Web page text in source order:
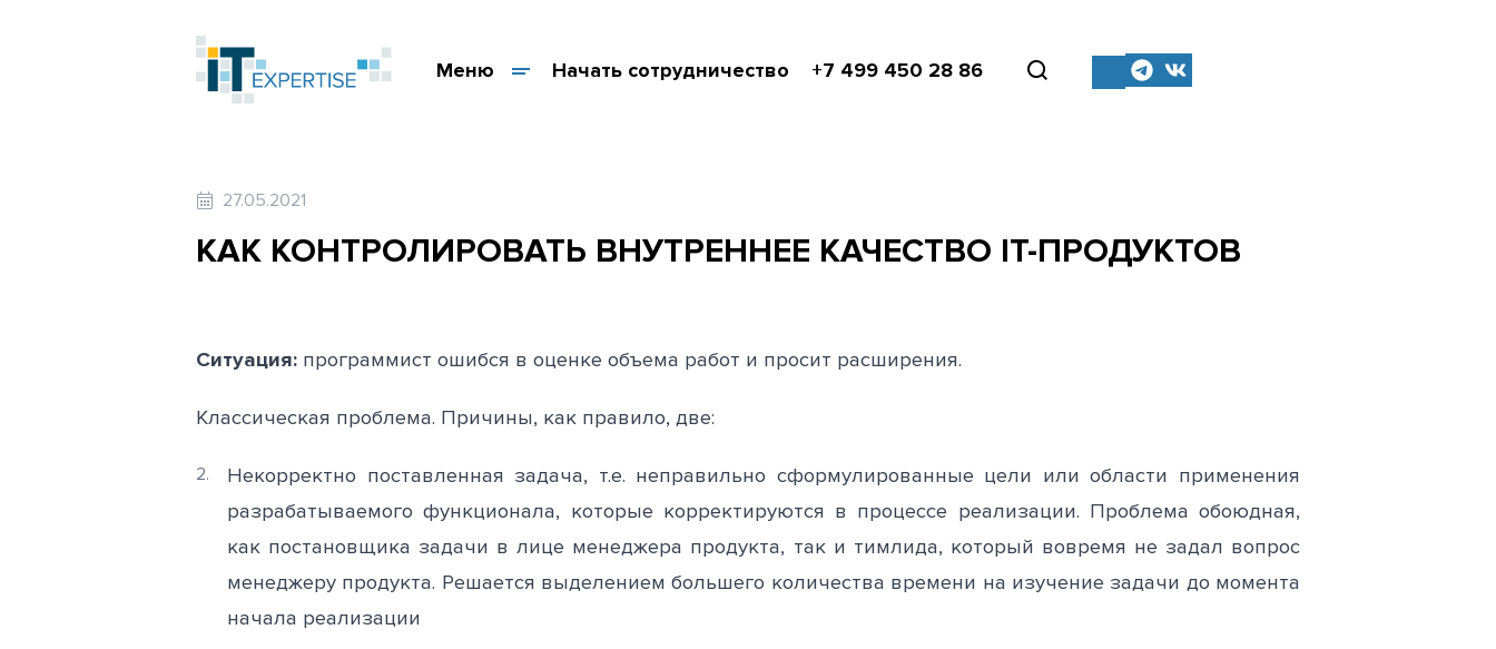
Меню Начать сотрудничество +7 499 450 28 86
27.05.2021
КАК КОНТРОЛИРОВАТЬ ВНУТРЕННЕЕ КАЧЕСТВО IT-ПРОДУКТОВ
Ситуация: программист ошибся в оценке объема работ и просит расширения.
Классическая проблема. Причины, как правило, две:
Некорректно поставленная задача, т.е. неправильно сформулированные цели или области применения
разрабатываемого функционала, которые корректируются в процессе реализации. Проблема обоюдная,
как постановщика задачи в лице менеджера продукта, так и тимлида, который вовремя не задал вопрос
менеджеру продукта. Решается выделением большего количества времени на изучение задачи до момента
начала реализации